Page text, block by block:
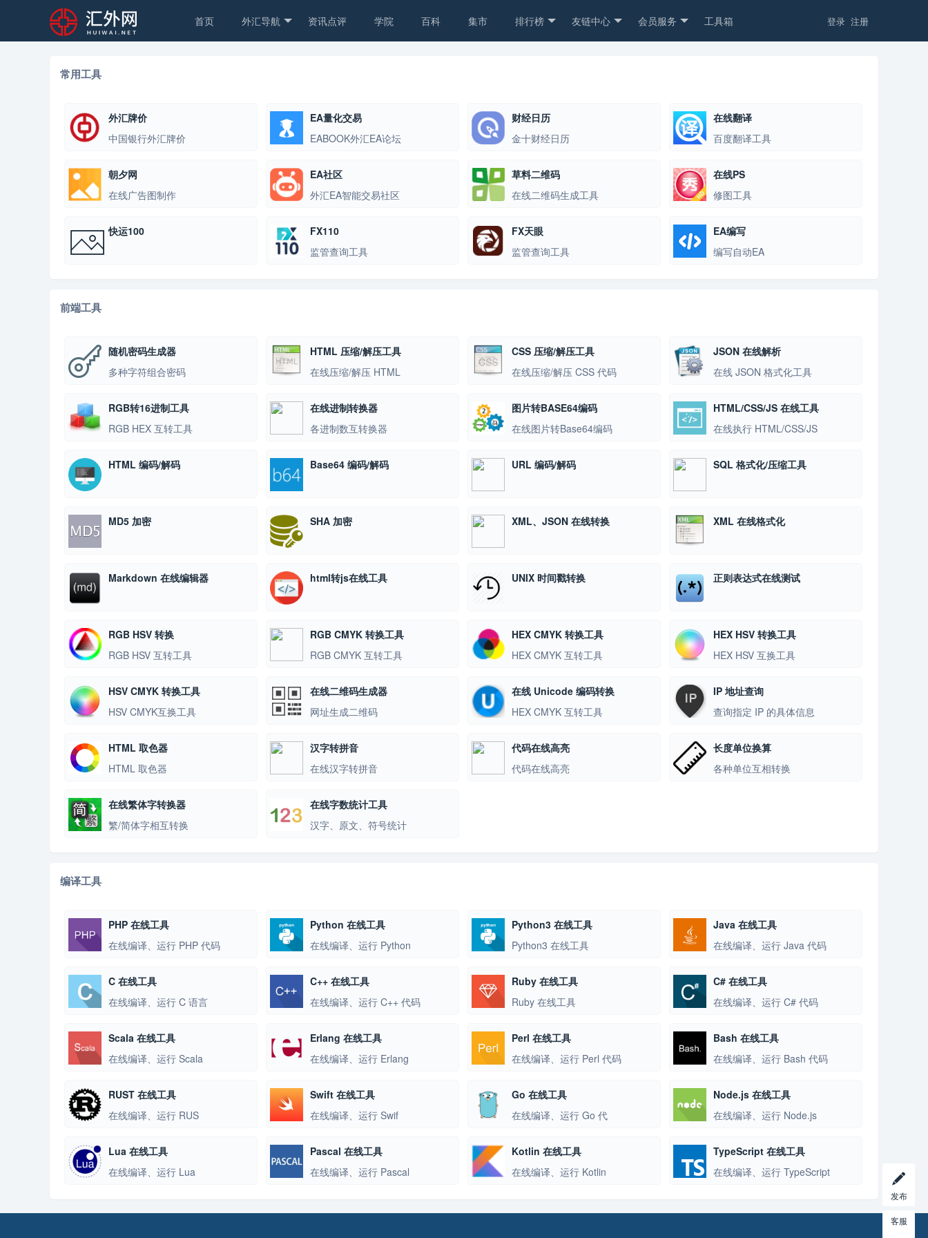
首页 外汇导航 资讯点评 学院 百科 集市 排行榜 友链中心 会员服务 工具箱 登录 注册
常用工具
外汇牌价
中国银行外汇牌价
EA量化交易
EABOOK外汇EA论坛
财经日历
金十财经日历
在线翻译
百度翻译工具
朝夕网
在线广告图制作
EA社区
外汇EA智能交易社区
草料二维码
在线二维码生成工具
在线PS
修图工具
快运100
FX110
监管查询工具
FX天眼
监管查询工具
EA编写
编写自动EA
前端工具
随机密码生成器
多种字符组合密码
HTML 压缩/解压工具
在线压缩/解压 HTML
CSS 压缩/解压工具
在线压缩/解压 CSS 代码
JSON 在线解析
在线 JSON 格式化工具
RGB转16进制工具
RGB HEX 互转工具
在线进制转换器
各进制数互转换器
图片转BASE64编码
在线图片转Base64编码
HTML/CSS/JS 在线工具
在线执行 HTML/CSS/JS
HTML 编码/解码 Base64 编码/解码 URL 编码/解码 SQL 格式化/压缩工具
MD5 加密 SHA 加密 XML、JSON 在线转换 XML 在线格式化
Markdown 在线编辑器 html转js在线工具 UNIX 时间戳转换 正则表达式在线测试
RGB HSV 转换
RGB HSV 互转工具
RGB CMYK 转换工具
RGB CMYK 互转工具
HEX CMYK 转换工具
HEX CMYK 互转工具
HEX HSV 转换工具
HEX HSV 互换工具
HSV CMYK 转换工具
HSV CMYK互换工具
在线二维码生成器
网址生成二维码
在线 Unicode 编码转换
HEX CMYK 互转工具
IP 地址查询
查询指定 IP 的具体信息
HTML 取色器
HTML 取色器
汉字转拼音
在线汉字转拼音
代码在线高亮
代码在线高亮
长度单位换算
各种单位互相转换
在线繁体字转换器
繁/简体字相互转换
在线字数统计工具
汉字、原文、符号统计
编译工具
PHP 在线工具
在线编译、运行 PHP 代码
Python 在线工具
在线编译、运行 Python
Python3 在线工具
Python3 在线工具
Java 在线工具
在线编译、运行 Java 代码
C 在线工具
在线编译、运行 C 语言
C++ 在线工具
在线编译、运行 C++ 代码
Ruby 在线工具
Ruby 在线工具
C# 在线工具
在线编译、运行 C# 代码
Scala 在线工具
在线编译、运行 Scala
Erlang 在线工具
在线编译、运行 Erlang
Perl 在线工具
在线编译、运行 Perl 代码
Bash 在线工具
在线编译、运行 Bash 代码
RUST 在线工具
在线编译、运行 RUS
Swift 在线工具
在线编译、运行 Swif
Go 在线工具
在线编译、运行 Go 代
Node.js 在线工具
在线编译、运行 Node.js
Lua 在线工具
在线编译、运行 Lua
Pascal 在线工具
在线编译、运行 Pascal
Kotlin 在线工具
在线编译、运行 Kotlin
TypeScript 在线工具
在线编译、运行 TypeScript
发布
客服